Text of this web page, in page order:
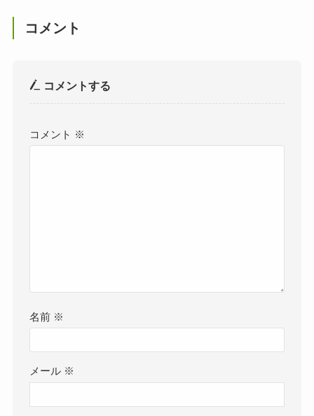
コメント
コメントする
コメント ※
名前 ※
メール ※